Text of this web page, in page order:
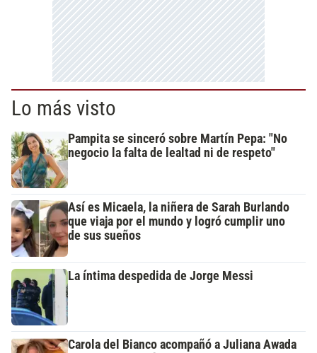
Lo más visto
Pampita se sinceró sobre Martín Pepa: "No
negocio la falta de lealtad ni de respeto"
Así es Micaela, la niñera de Sarah Burlando
que viaja por el mundo y logró cumplir uno
de sus sueños
La íntima despedida de Jorge Messi
Carola del Bianco acompañó a Juliana Awada